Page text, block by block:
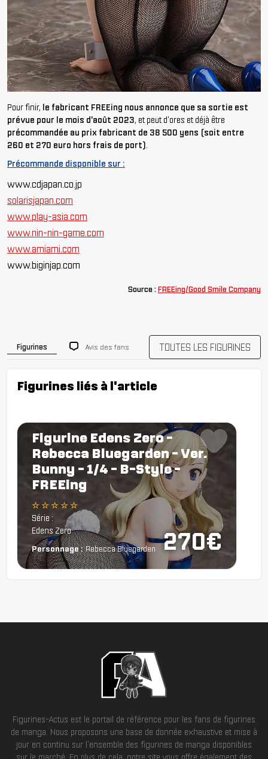
Pour finir, le fabricant FREEing nous annonce que sa sortie est
prévue pour le mois d'août 2023, et peut d'ores et déjà être
précommandée au prix fabricant de 38 500 yens (soit entre
260 et 270 euro hors frais de port).
Précommande disponible sur :
www.cdjapan.co.jp
solarisjapan.com
www.play-asia.com
www.nin-nin-game.com
www.amiami.com
www.biginjap.com
Source :FREEing/Good Smile Company
Figurines Avis des fans TOUTES LES FIGURINES
Figurines liés à l'article
270€
Figurine Edens Zero -
Rebecca Bluegarden - Ver.
Bunny - 1/4 - B-Style -
FREEing
☆ ☆ ☆ ☆ ☆
Série :
Edens Zero
Personnage : Rebecca Bluegarden
Figurines-Actus est le portail de référence pour les fans de figurines
de manga. Nous proposons une base de donnée exhaustive et mise à
jour en continu sur l'ensemble des figurines de manga disponibles